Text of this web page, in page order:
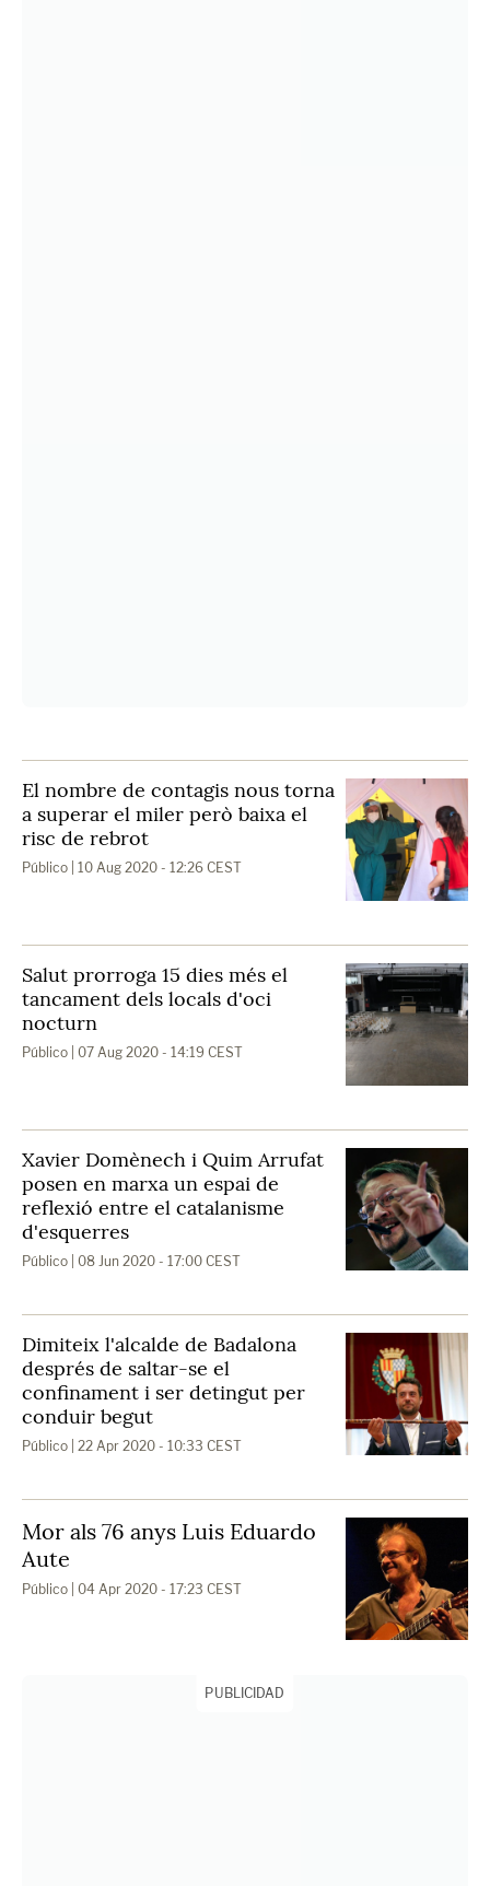
El nombre de contagis nous torna
a superar el miler però baixa el
risc de rebrot
Público | 10 Aug 2020 - 12:26 CEST
Salut prorroga 15 dies més el
tancament dels locals d'oci
nocturn
Público | 07 Aug 2020 - 14:19 CEST
Xavier Domènech i Quim Arrufat
posen en marxa un espai de
reflexió entre el catalanisme
d'esquerres
Público | 08 Jun 2020 - 17:00 CEST
Dimiteix l'alcalde de Badalona
després de saltar-se el
confinament i ser detingut per
conduir begut
Público | 22 Apr 2020 - 10:33 CEST
Mor als 76 anys Luis Eduardo
Aute
Público | 04 Apr 2020 - 17:23 CEST
PUBLICIDAD